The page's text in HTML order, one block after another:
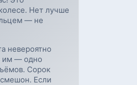
Нет лучше
— не
невероятно
им — одно
Сорок
смешон. Если